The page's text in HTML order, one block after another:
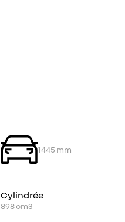
1445 mm
Cylindrée
898cm3